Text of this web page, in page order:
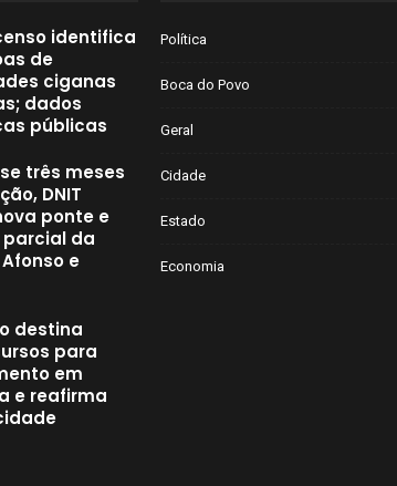
identifica
de
ciganas
dados
públicas
três meses
DNIT
ponte e
da
e
destina
para
em
e reafirma
Política
Boca do Povo
Geral
Cidade
Estado
Economia